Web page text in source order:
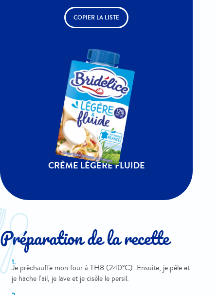
COPIER LA LISTE
CRÈME LÉGÈRE FLUIDE
Préparation de la recette
Je préchauffe mon four à TH8 (240°C). Ensuite, je pèle et
je hache l’ail, je lave et je cisèle le persil.